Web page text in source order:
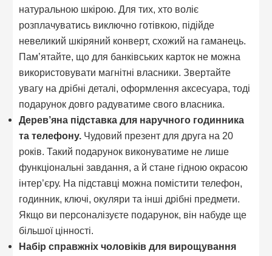
натуральною шкірою. Для тих, хто воліє
розплачуватись виключно готівкою, підійде
невеликий шкіряний конверт, схожий на гаманець.
Пам’ятайте, що для банківських карток не можна
використовувати магнітні власники. Звертайте
увагу на дрібні деталі, оформлення аксесуара, тоді
подарунок довго радуватиме свого власника.
Дерев’яна підставка для наручного годинника
та телефону. Чудовий презент для друга на 20
років. Такий подарунок виконуватиме не лише
функціональні завдання, а й стане гідною окрасою
інтер’єру. На підставці можна помістити телефон,
годинник, ключі, окуляри та інші дрібні предмети.
Якщо ви персоналізуєте подарунок, він набуде ще
більшої цінності.
Набір справжніх чоловіків для вирощування